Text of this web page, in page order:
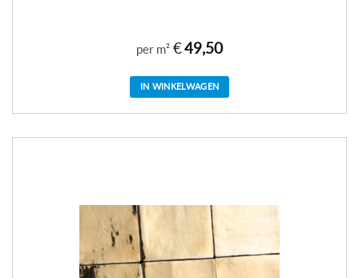
per m² €49,50
IN WINKELWAGEN